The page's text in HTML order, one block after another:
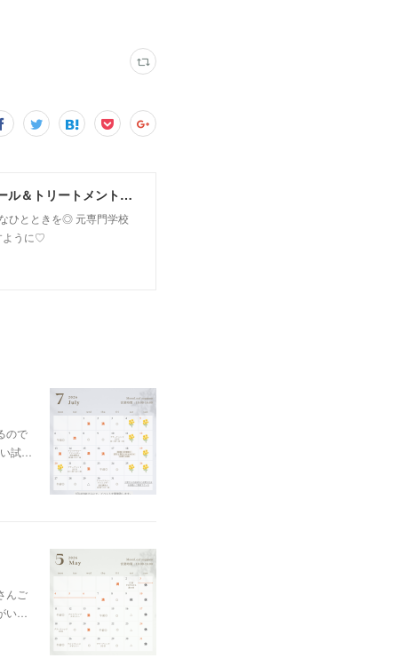
MoonLeaf sapporo / 札幌市東区の100種類以上の香りが楽しめるアロマスクール＆トリートメントサロン
ひとときを◎ 元専門学校
ように♡
ので
試…
んご
い…